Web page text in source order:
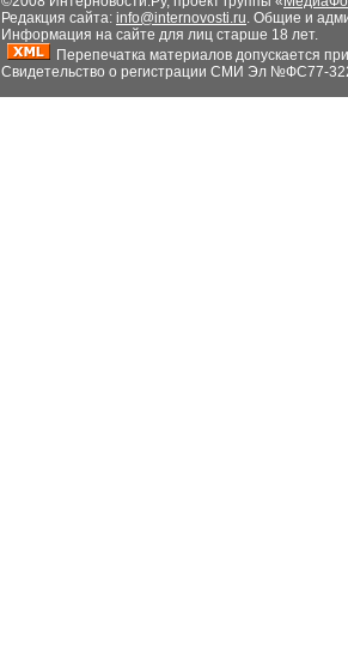
Редакция сайта: info@internovosti.ru. Общие и
Информация на сайте для лиц старше 18 лет.
Перепечатка материалов допускается
Свидетельство о регистрации СМИ Эл №ФС77-